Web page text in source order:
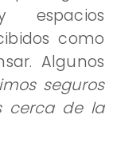
como
Algunos
seguros
cerca de la